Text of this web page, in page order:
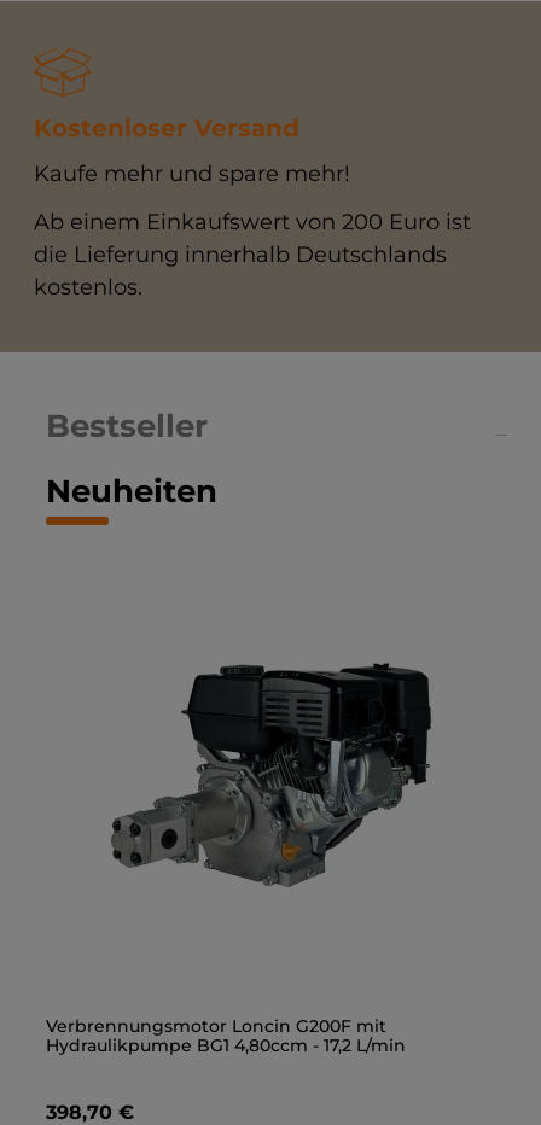
Kostenloser Versand
Kaufe mehr und spare mehr!
Ab einem Einkaufswert von 200 Euro ist
die Lieferung innerhalb Deutschlands
kostenlos.
Neuheiten
Bestseller
Verbrennungsmotor Loncin G200F mit
Hydraulikpumpe BG1 4,80ccm - 17,2 L/min
398,70 €
Gerade Einschraubverschraubung 3/8" - M18x1,5
1,40 €